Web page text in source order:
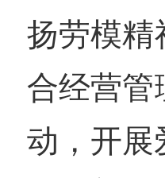
扬劳模精
合经营管
动，开展